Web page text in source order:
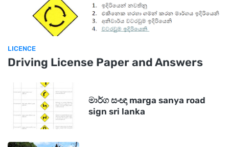
LICENCE
Driving License Paper and Answers
මාර්ග සංඥා marga sanya road
sign sri lanka